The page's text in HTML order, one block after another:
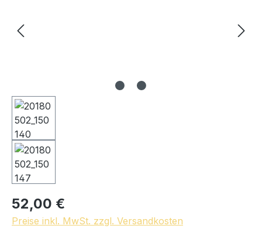
52,00 €
Preise inkl. MwSt. zzgl. Versandkosten